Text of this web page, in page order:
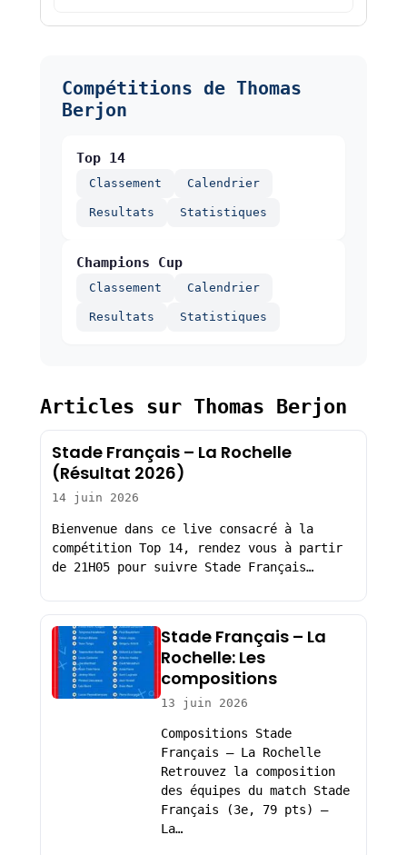
Compétitions de Thomas
Berjon
Top 14
Classement Calendrier
Resultats Statistiques
Champions Cup
Classement Calendrier
Resultats Statistiques
Articles sur Thomas Berjon
Stade Français – La Rochelle
(Résultat 2026)
14 juin 2026
Bienvenue dans ce live consacré à la
compétition Top 14, rendez vous à partir
de 21H05 pour suivre Stade Français…
Stade Français – La
Rochelle: Les
compositions
13 juin 2026
Compositions Stade
Français – La Rochelle
Retrouvez la composition
des équipes du match Stade
Français (3e, 79 pts) –
La…